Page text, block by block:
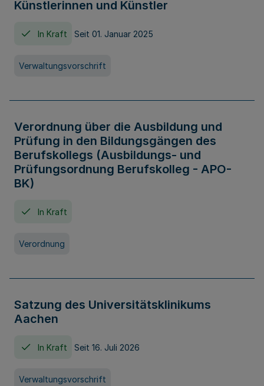
Künstlerinnen und Künstler
In Kraft Seit 01. Januar 2025
Verwaltungsvorschrift
Verordnung über die Ausbildung und
Prüfung in den Bildungsgängen des
Berufskollegs (Ausbildungs- und
Prüfungsordnung Berufskolleg - APO-
BK)
In Kraft
Verordnung
Satzung des Universitätsklinikums
Aachen
In Kraft Seit 16. Juli 2026
Verwaltungsvorschrift